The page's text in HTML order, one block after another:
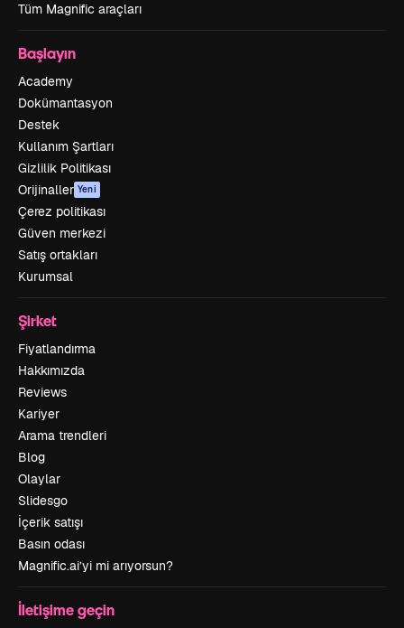
Tüm Magnific araçları
Başlayın
Academy
Dokümantasyon
Destek
Kullanım Şartları
Gizlilik Politikası
Orijinaller Yeni
Çerez politikası
Güven merkezi
Satış ortakları
Kurumsal
Şirket
Fiyatlandırma
Hakkımızda
Reviews
Kariyer
Arama trendleri
Blog
Olaylar
Slidesgo
İçerik satışı
Basın odası
Magnific.ai’yi mi arıyorsun?
İletişime geçin